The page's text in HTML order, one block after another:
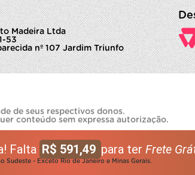
Falta R$ 591,49 para ter Frete
Sudeste - Exceto Rio de Janeiro e Minas Gerais.
Madeira Ltda
53
nº 107 Jardim Triunfo
de seus respectivos donos.
conteúdo sem expressa autorização.